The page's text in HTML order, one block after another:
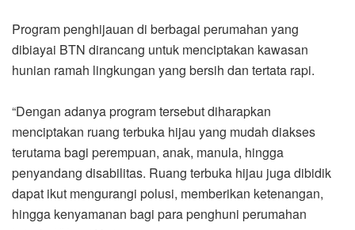
Program penghijauan di berbagai perumahan yang
dibiayai BTN dirancang untuk menciptakan kawasan
hunian ramah lingkungan yang bersih dan tertata rapi.
“Dengan adanya program tersebut diharapkan
menciptakan ruang terbuka hijau yang mudah diakses
terutama bagi perempuan, anak, manula, hingga
penyandang disabilitas. Ruang terbuka hijau juga dibidik
dapat ikut mengurangi polusi, memberikan ketenangan,
hingga kenyamanan bagi para penghuni perumahan